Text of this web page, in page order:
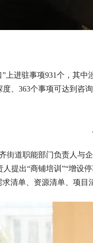
上进驻事项931个，其
、363个事项可达到咨
街道职能部门负责人与
提出“商铺培训”“增设
清单、资源清单、项目